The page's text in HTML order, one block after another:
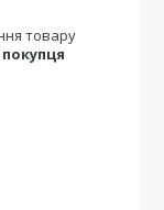
товару